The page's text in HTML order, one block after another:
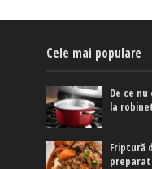
Cele mai populare
De ce
la
Friptură